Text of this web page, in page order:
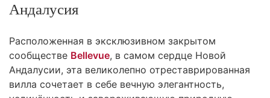
Андалусия
Расположенная в эксклюзивном закрытом
сообществе Bellevue, в самом сердце Новой
Андалусии, эта великолепно отреставрированная
вилла сочетает в себе вечную элегантность,